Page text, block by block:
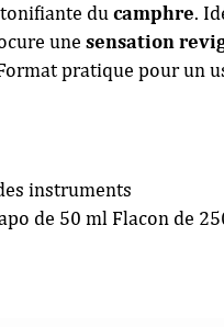
ducamphre.
une sensation
pratique pour un
instruments
de 50 ml Flacon de